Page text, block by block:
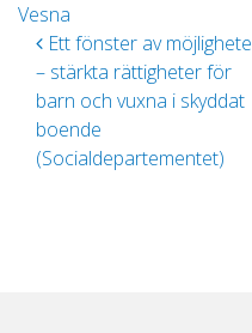
Vesna
Inläggsnavigering
Ett fönster av
– stärkta rättigheter för
barn och vuxna i skyddat
boende
(Socialdepartementet)